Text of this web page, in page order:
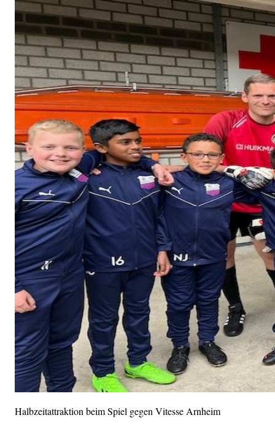
Halbzeitattraktion beim Spiel gegen Vitesse Arnheim